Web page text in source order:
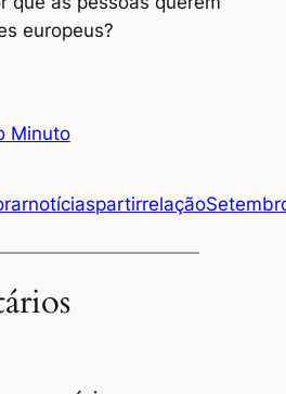
europeus?
Minuto
notíciaspartirrelação